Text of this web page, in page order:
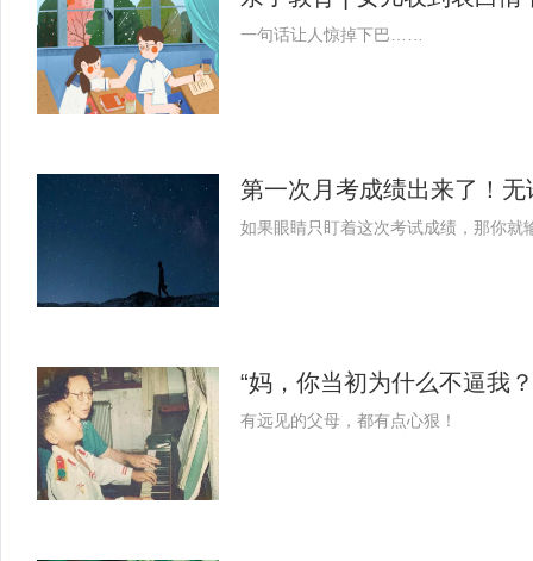
一句话让人惊掉下巴……
第一次月考成绩出来了！
如果眼睛只盯着这次考试成绩，那你就
“妈，你当初为什么不逼我
有远见的父母，都有点心狠！